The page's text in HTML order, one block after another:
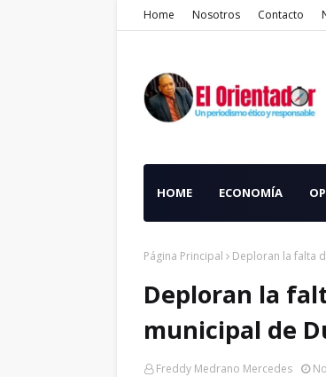
Home Nosotros Contacto
HOME ECONOMÍA
Página Principal Deploran la falta
Deploran la
municipal de
Freddy Medrano Mercedes